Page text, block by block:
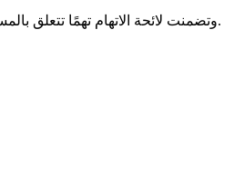
وتضمنت لائحة الاتهام تهمًا تتعلق بالمساس بالرموز الوطنية، ونشر خطاب عنصري يمس بالوحدة الاجتماعية، إلى جانب تهم التهديد والافتراء، والتحريض على العنف، والدعوة إلى التجمهر بما قد يخل بالأمن العام.